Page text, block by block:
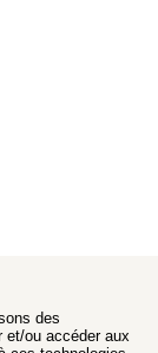
des
et/ou accéder aux